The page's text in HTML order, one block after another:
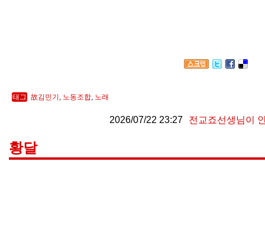
태그 故김민기 , 노동조합, 노래
2026/07/22 23:27 전교죠선생님이
황달